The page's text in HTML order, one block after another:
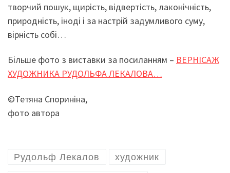
творчий пошук, щирість, відвертість, лаконічність,
природність, іноді і за настрій задумливого суму,
вірність собі…
Більше фото з виставки за посиланням – ВЕРНІСАЖ
ХУДОЖНИКА РУДОЛЬФА ЛЕКАЛОВА…
©Тетяна Спориніна,
фото автора
Рудольф Лекалов художник